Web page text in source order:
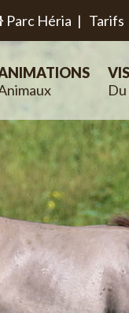
Parc Héria | Tarifs